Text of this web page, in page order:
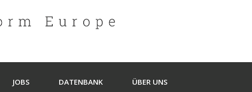
JOBS DATENBANK ÜBER UNS